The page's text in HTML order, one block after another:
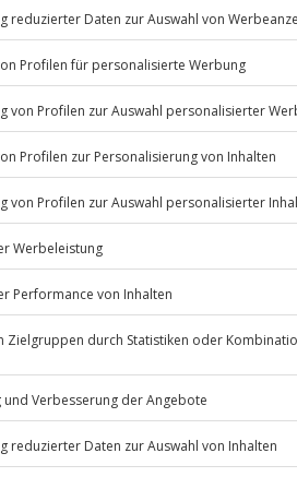
Cream Cake noch mit Früchten
Kuchenessern
? Dann sichere dir einen
verfügbar.
Tortentransportbox, Rezepte
Listenansicht